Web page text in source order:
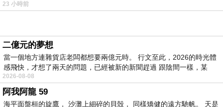
23 小時前
二億元的夢想
當一個地方連雜貨店老闆都想要兩億元時。 行文至此，2026的時光體
感飛快，才想了兩天的問題，已經被新的新聞趕過 跟陰間一樣，某
2026-08-08
阿我阿龍 59
海平面盤桓的旋鷹， 沙灘上細碎的貝殼， 同樣矯健的遠方馳帆。 天是